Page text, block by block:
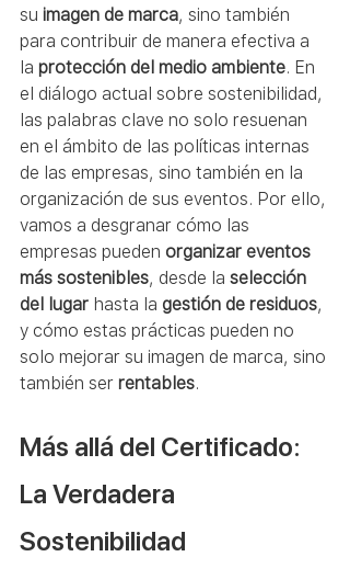
su imagen de marca, sino también
para contribuir de manera efectiva a
la protección del medio ambiente. En
el diálogo actual sobre sostenibilidad,
las palabras clave no solo resuenan
en el ámbito de las políticas internas
de las empresas, sino también en la
organización de sus eventos. Por ello,
vamos a desgranar cómo las
empresas pueden organizar eventos
más sostenibles, desde la selección
del lugar hasta la gestión de residuos,
y cómo estas prácticas pueden no
solo mejorar su imagen de marca, sino
también ser rentables.
Más allá del Certificado:
La Verdadera
Sostenibilidad